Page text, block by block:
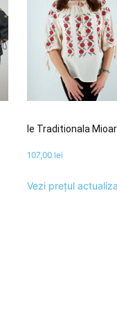
Ie Traditionala
107,00 lei
Vezi prețul